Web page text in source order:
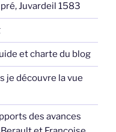
Juvardeil 1583
et charte du blog
je découvre la vue
des avances